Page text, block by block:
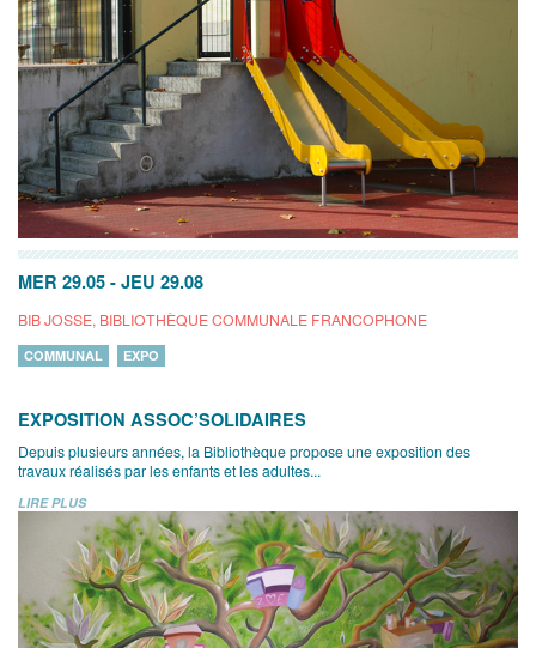
MER 29.05 - JEU 29.08
BIB JOSSE, BIBLIOTHÈQUE COMMUNALE FRANCOPHONE
COMMUNAL EXPO
EXPOSITION ASSOC’SOLIDAIRES
Depuis plusieurs années, la Bibliothèque propose une exposition des
travaux réalisés par les enfants et les adultes...
LIRE PLUS